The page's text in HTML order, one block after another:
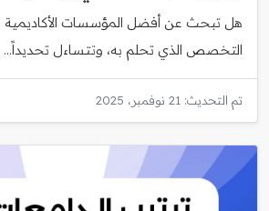
هل تبحث عن أفضل المؤسسات الأكاديمية
التخصص الذي تحلم به، وتتساءل تحديداً...
تم التحديث: 21 نوفمبر، 2025